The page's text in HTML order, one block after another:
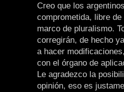
Creo que los
comprometida, libre
marco de pluralismo.
corregirán, de hecho
a hacer
con el órgano de
Le agradezco la
opinión, eso es